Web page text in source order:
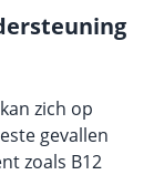
zich op
gevallen
zoals B12